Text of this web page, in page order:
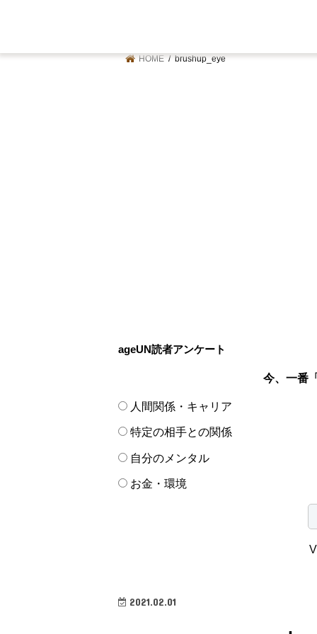
HOME brushup_eye
ageUN読者アンケート
今、一番
人間関係・キャリア
特定の相手との関係
自分のメンタル
お金・環境
2021.02.01